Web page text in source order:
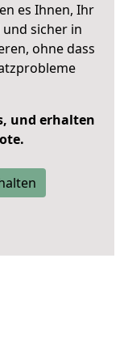
es Ihnen, Ihr
sicher in
ohne dass
und erhalten